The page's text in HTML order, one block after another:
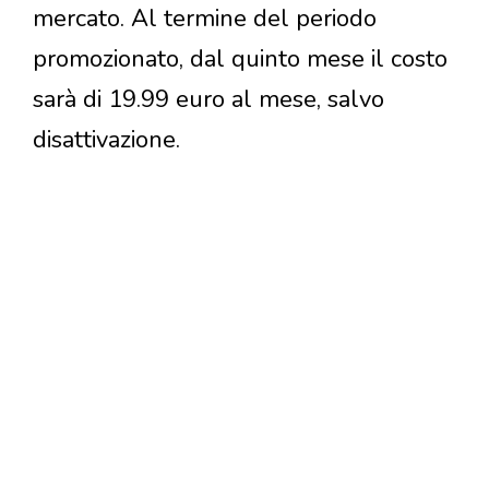
mercato. Al termine del periodo
promozionato, dal quinto mese il costo
sarà di 19.99 euro al mese, salvo
disattivazione.